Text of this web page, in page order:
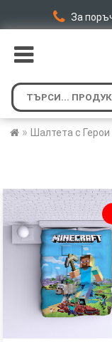
За
» Шалтета с